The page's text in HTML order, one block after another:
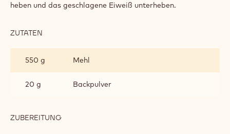
heben und das geschlagene Eiweiß unterheben.
ZUTATEN
550 g
Mehl
20 g Backpulver
ZUBEREITUNG